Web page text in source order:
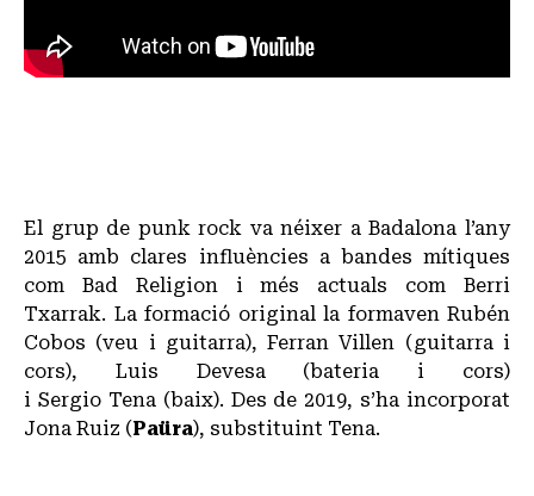
El grup de punk rock va néixer a Badalona l’any
2015 amb clares influències a bandes mítiques
com Bad Religion i més actuals com Berri
Txarrak. La formació original la formaven Rubén
Cobos (veu i guitarra), Ferran Villen (guitarra i
cors), Luis Devesa (bateria i cors)
i Sergio Tena (baix). Des de 2019, s’ha incorporat
Jona Ruiz (Paüra), substituint Tena.